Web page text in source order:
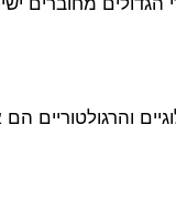
2026, הסטנדרטים הטכנולוגיים